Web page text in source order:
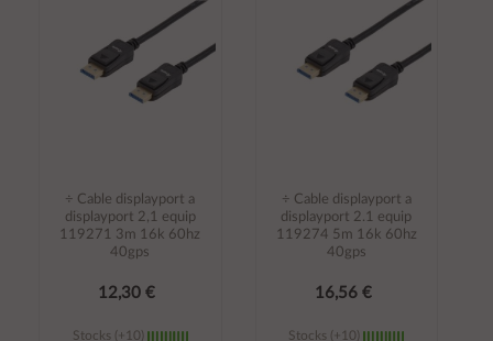
÷ Cable displayport a
displayport 2,1 equip
119271 3m 16k 60hz
40gps
12,30 €
Stocks (+10)
÷ Cable displayport a
displayport 2.1 equip
119274 5m 16k 60hz
40gps
16,56 €
Stocks (+10)